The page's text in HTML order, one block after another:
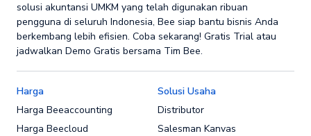
solusi akuntansi UMKM yang telah digunakan ribuan
pengguna di seluruh Indonesia, Bee siap bantu bisnis Anda
berkembang lebih efisien. Coba sekarang! Gratis Trial atau
jadwalkan Demo Gratis bersama Tim Bee.
Harga
Harga Beeaccounting
Harga Beecloud
Solusi Usaha
Distributor
Salesman Kanvas